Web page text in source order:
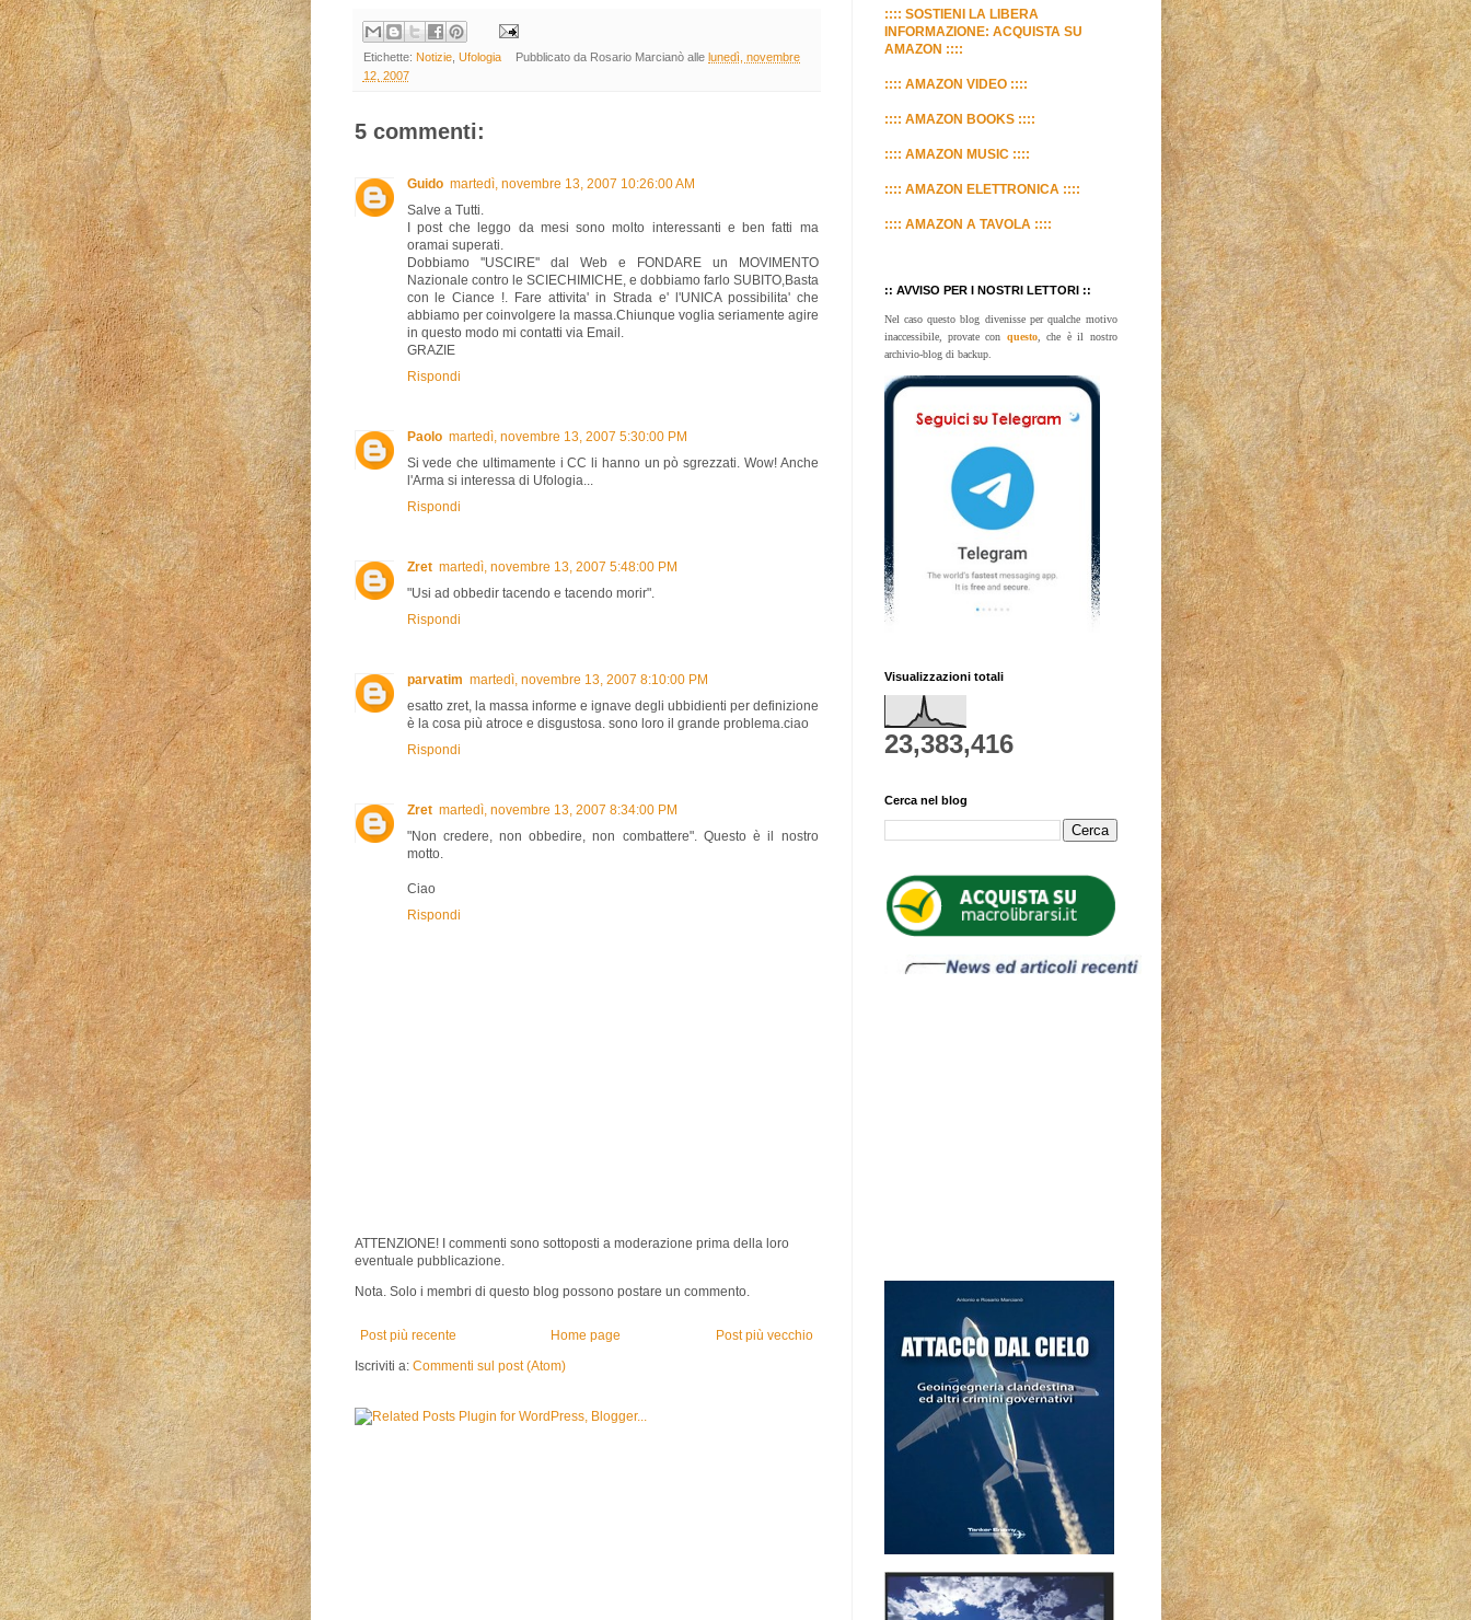
Etichette: Notizie, Ufologia Pubblicato da Rosario Marcianò allelunedì, novembre
12, 2007
5 commenti:
Guido martedì, novembre 13, 2007 10:26:00 AM
Salve a Tutti.
I post che leggo da mesi sono molto interessanti e ben fatti ma
oramai superati.
Dobbiamo ''USCIRE'' dal Web e FONDARE un MOVIMENTO
Nazionale contro le SCIECHIMICHE, e dobbiamo farlo SUBITO,Basta
con le Ciance !. Fare attivita' in Strada e' l'UNICA possibilita' che
abbiamo per coinvolgere la massa.Chiunque voglia seriamente agire
in questo modo mi contatti via Email.
GRAZIE
Rispondi
Paolo martedì, novembre 13, 2007 5:30:00 PM
Si vede che ultimamente i CC li hanno un pò sgrezzati. Wow! Anche
l'Arma si interessa di Ufologia...
Rispondi
Zret martedì, novembre 13, 2007 5:48:00 PM
"Usi ad obbedir tacendo e tacendo morir".
Rispondi
parvatim martedì, novembre 13, 2007 8:10:00 PM
esatto zret, la massa informe e ignave degli ubbidienti per definizione
è la cosa più atroce e disgustosa. sono loro il grande problema.ciao
Rispondi
Zret martedì, novembre 13, 2007 8:34:00 PM
"Non credere, non obbedire, non combattere". Questo è il nostro
motto.
Ciao
Rispondi
ATTENZIONE! I commenti sono sottoposti a moderazione prima della loro
eventuale pubblicazione.
Nota. Solo i membri di questo blog possono postare un commento.
Post più recente Post più vecchio
Home page
Iscriviti a: Commenti sul post (Atom)
:::: SOSTIENI LA LIBERA
INFORMAZIONE: ACQUISTA SU
AMAZON ::::
:::: AMAZON VIDEO ::::
:::: AMAZON BOOKS ::::
:::: AMAZON MUSIC ::::
:::: AMAZON ELETTRONICA ::::
:::: AMAZON A TAVOLA ::::
:: AVVISO PER I NOSTRI LETTORI ::
Nel caso questo blog divenisse per qualche motivo
inaccessibile, provate con questo, che è il nostro
archivio-blog di backup.
Visualizzazioni totali
23,383,416
Cerca nel blog